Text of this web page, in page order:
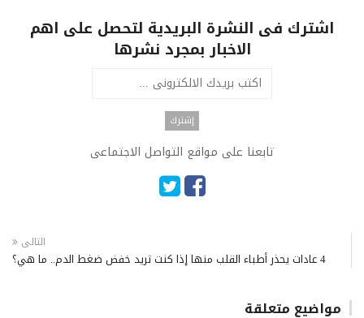
اشترك فى النشرة البريدية لتحصل على اهم
الاخبار بمجرد نشرها
تابعنا على مواقع التواصل الاجتماعى
التالى
4 عادات يحذر أطباء القلب منها إذا كنت تريد خفض ضغط الدم.. ما هي؟
مواضيع متعلقة